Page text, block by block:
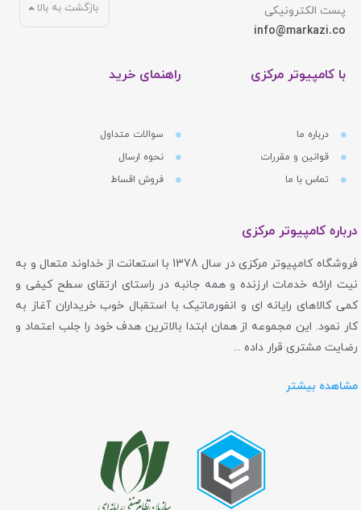
پست الکترونیکی
info@markazi.co
با کامپیوتر مرکزی
درباره ما
قوانین و مقررات
تماس با ما
راهنمای خرید
سوالات متداول
نحوه ارسال
فروش اقساط
بازگشت به بالا
درباره کامپیوتر مرکزی
فروشگاه کامپیوتر مرکزی در سال 1378 با استعانت از خداوند متعال و به
نیت ارائه خدمات ارزنده و همه جانبه در راستای ارتقای سطح کیفی و
کمی کالاهای رایانه ای و انفورماتیک با استقبال خوب خریداران آغاز به
کار نمود. این مجموعه از همان ابتدا بالاترین هدف خود را جلب اعتماد و
رضایت مشتری قرار داده ...
مشاهده بیشتر